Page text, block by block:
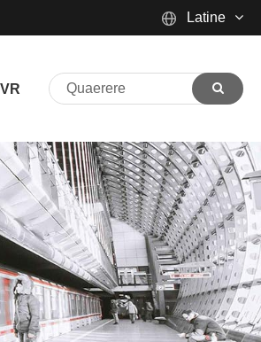
Latine
Español
русский
Français
日本語
Deutsch
tiếng Việt
VR